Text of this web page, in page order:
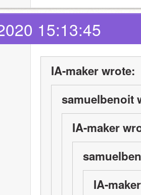
15:13:45
IA-maker wrote:
samuelbenoit
IA-maker
IA-